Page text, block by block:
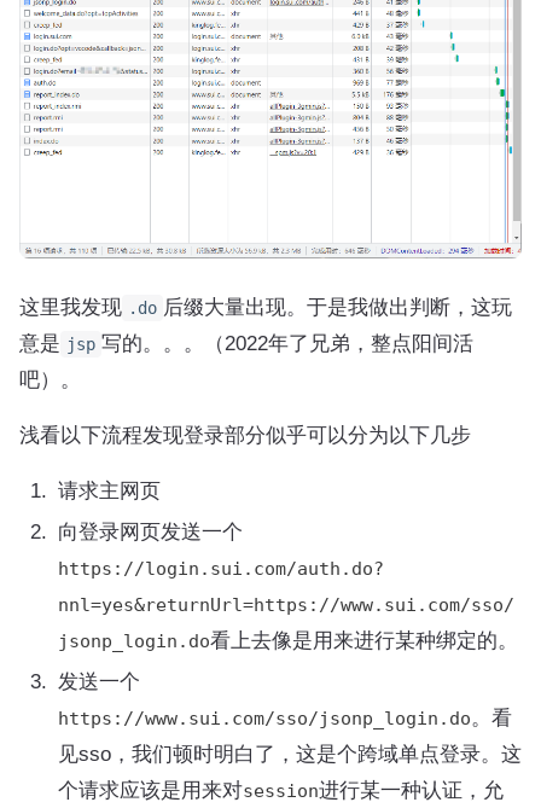
这里我发现 .do 后缀大量出现。于是我做出判断，这玩
意是 jsp 写的。。。（2022年了兄弟，整点阳间活
吧）。
浅看以下流程发现登录部分似乎可以分为以下几步
请求主网页
向登录网页发送一个
https://login.sui.com/auth.do?
nnl=yes&returnUrl=https://www.sui.com/sso/
jsonp_login.do看上去像是用来进行某种绑定的。
发送一个
https://www.sui.com/sso/jsonp_login.do。看
见sso，我们顿时明白了，这是个跨域单点登录。这
个请求应该是用来对session进行某一种认证，允